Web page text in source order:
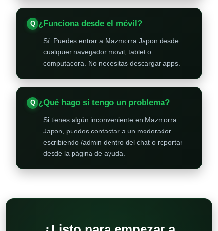
¿Funciona desde el móvil?
Sí. Puedes entrar a Mazmorra Japon desde
cualquier navegador móvil, tablet o
computadora. No necesitas descargar apps.
¿Qué hago si tengo un problema?
Si tienes algún inconveniente en Mazmorra
Japon, puedes contactar a un moderador
escribiendo /admin dentro del chat o reportar
desde la página de ayuda.